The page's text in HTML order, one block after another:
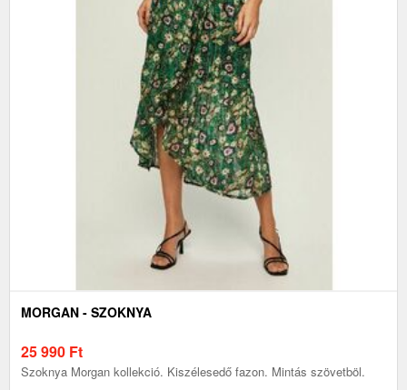
MORGAN - SZOKNYA
25 990 Ft
Szoknya Morgan kollekció. Kiszélesedő fazon. Mintás szövetböl.